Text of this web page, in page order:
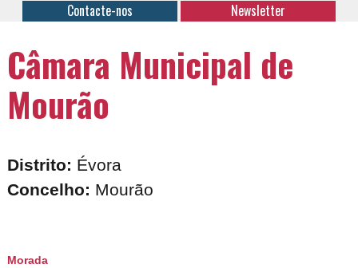
Contacte-nos Newsletter
Câmara Municipal de
Mourão
Distrito: Évora
Concelho: Mourão
Morada